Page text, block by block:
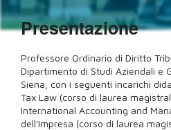
Presentazione
Professore Ordinario di Diritto
Dipartimento di Studi Aziendali e
Siena, con i seguenti incarichi
Tax Law (corso di laurea
International Accounting and
dell'Impresa (corso di laurea